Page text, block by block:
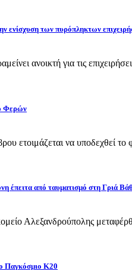
ενίσχυση των πυρόπληκτων
ανοικτή για τις
Φερών
ετοιμάζεται να υποδεχθεί
έπειτα από ταυματισμό στη Γριά
Αλεξανδρούπολης
Παγκόσμιο Κ20